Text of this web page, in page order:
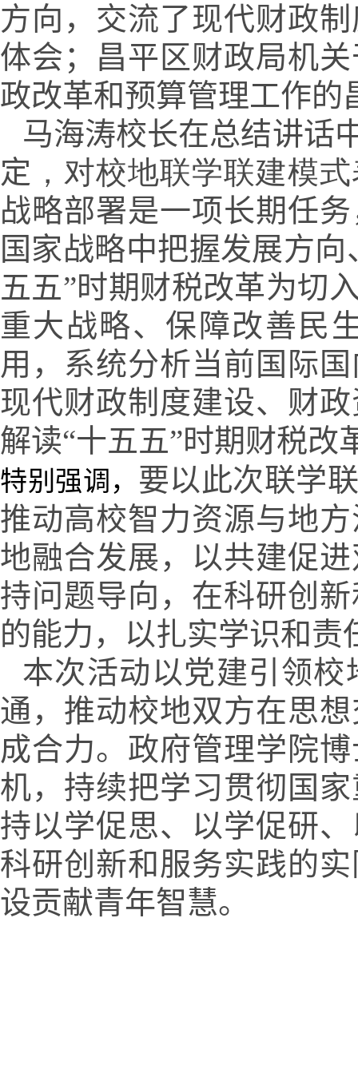
方向，交流了现代财政
体会；昌平区财政局机
政改革和预算管理工作的
马海涛校长在总结讲话
定 ，对校地联学联建模式
战略部署是一项长期任
国家战略中把握发展方
五五”时期财税改革为切
重大战略、保障改善民
用，系统分析当前国际
现代财政制度建设、财
解读“十五五”时期财税
特别强调， 要以此次联学
推动高校智力资源与地
地融合发展，以共建促
持问题导向，在科研创
的能力，以扎实学识和
本次活动以党建引领
通，推动校地双方在思
成合力。政府管理学院
机，持续把学习贯彻国
持以学促思、以学促研
科研创新和服务实践的
设贡献青年智慧。